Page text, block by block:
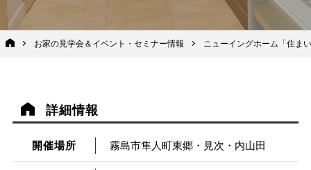
お家の見学会＆イベント・セミナー情報 ニューイングホーム「住
詳細情報
開催場所 霧島市隼人町東郷・見次・内山田